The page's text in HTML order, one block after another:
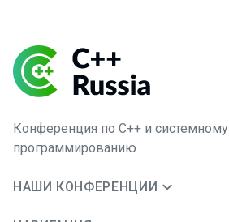
Конференция по C++ и системному
программированию
НАШИ КОНФЕРЕНЦИИ